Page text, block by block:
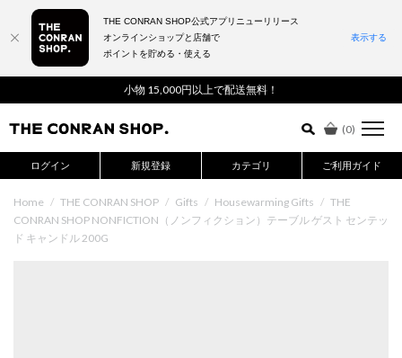
小物 15,000円以上で配送無料！
(0)
ログイン 新規登録 カテゴリ ご利用ガイド
詳細検索はこちら
Home / THE CONRAN SHOP / Gifts / Housewarming Gifts / THE
CONRAN SHOP NONFICTION（ノンフィクション）テーブル ゲスト センテッ
ド キャンドル 200G
THE CONRAN SHOP公式アプリニューリリース
オンラインショップと店舗で
ポイントを貯める・使える
表示する